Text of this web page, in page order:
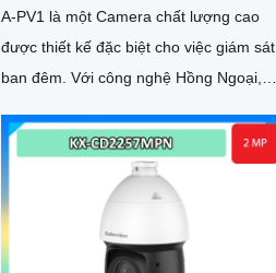
A-PV1 là một Camera chất lượng cao
được thiết kế đặc biệt cho việc giám sát
ban đêm. Với công nghệ Hồng Ngoại,
khoảng cách 50m trong điều kiện ánh